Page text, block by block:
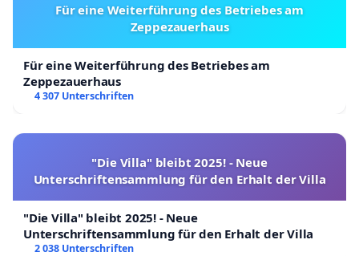
Für eine Weiterführung des Betriebes am
Zeppezauerhaus
Für eine Weiterführung des Betriebes am
Zeppezauerhaus
4 307 Unterschriften
"Die Villa" bleibt 2025! - Neue
Unterschriftensammlung für den Erhalt der Villa
"Die Villa" bleibt 2025! - Neue
Unterschriftensammlung für den Erhalt der Villa
2 038 Unterschriften